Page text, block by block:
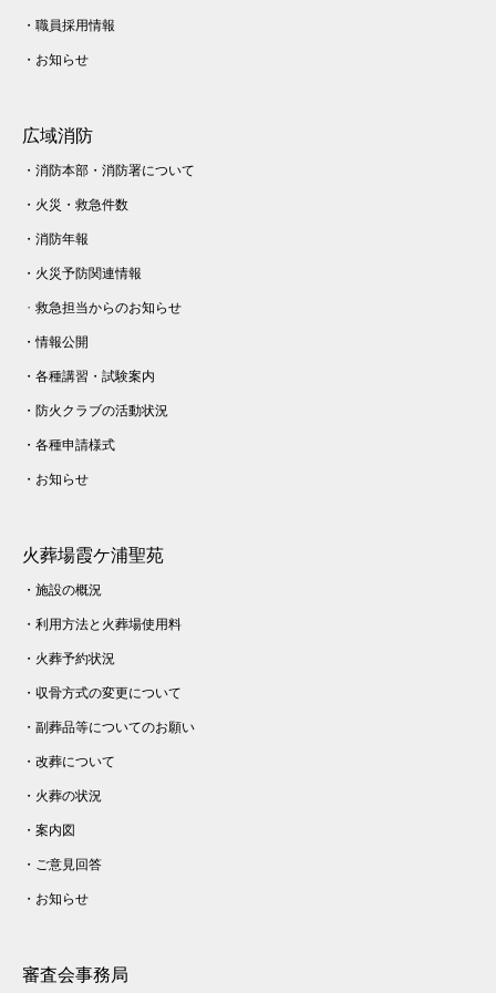
・ 職員採用情報
・ お知らせ
広域消防
・ 消防本部・消防署について
・ 火災・ 救急件数
・ 消防年報
・ 火災予防関連情報
・ 救急担当からのお知らせ
・情報公開
・ 各種講習・試験案内
・ 防火クラブの活動状況
・ 各種申請様式
・ お知らせ
火葬場霞ケ浦聖苑
・ 施設の概況
・ 利用方法と火葬場使用料
・ 火葬予約状況
・ 収骨方式の変更について
・ 副葬品等についてのお願い
・ 改葬について
・ 火葬の状況
・ 案内図
・ ご意見回答
・ お知らせ
審査会事務局